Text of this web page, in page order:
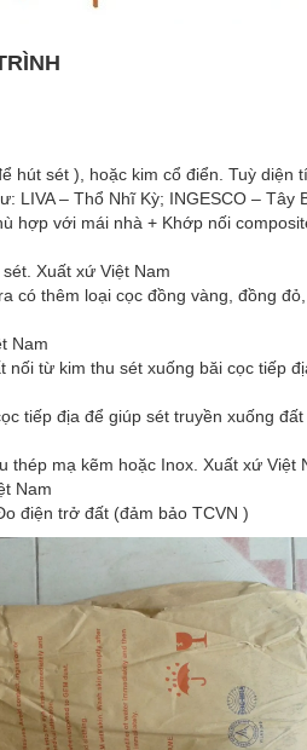
hút sét ), hoặc kim cổ điển. Tuỳ diện
– Thổ Nhĩ Kỳ; INGESCO – Tây
với mái nhà + Khớp nối
Xuất xứ Việt Nam
có thêm loại cọc đồng vàng, đồng
Nam
từ kim thu sét xuống băi cọc tiếp
địa để giúp sét truyền xuống
mạ kẽm hoặc Inox. Xuất xứ Việt
Nam
điện trở đất (đảm bảo TCVN )